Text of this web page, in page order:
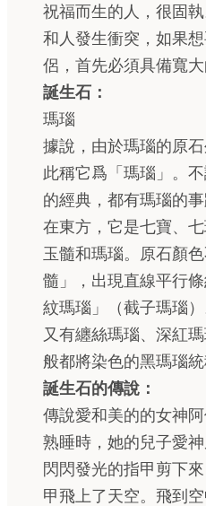
祝福而生的人，很固
和人發生衝突，如果
侶，首先必須具備寬大
誕生石：
瑪瑙
據說，由於瑪瑙的原
此稱它爲「瑪瑙」。
的經典，都有瑪瑙的事
在東方，它是七寶、
玉髓和瑪瑙。原石顏
髓」，出現直線平行
紋瑪瑙」（截子瑪瑙
又有纏絲瑪瑙、深紅
般都將染色的黑瑪瑙統
誕生石的傳說：
傳說愛和美的的女神
熟睡時，她的兒子愛
閃閃發光的指甲剪下
甲飛上了天空。飛到